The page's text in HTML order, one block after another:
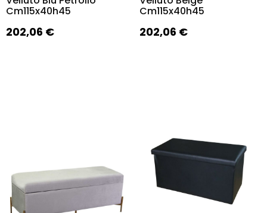
Cm115x40h45
202,06 €
Cm115x40h45
202,06 €